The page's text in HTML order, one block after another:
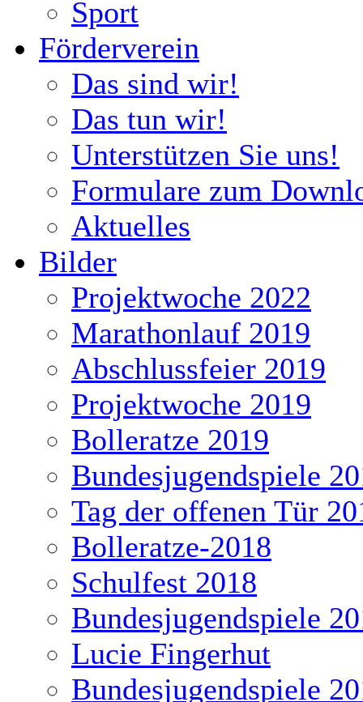
Sport
Förderverein
Das sind wir!
Das tun wir!
Unterstützen Sie uns!
Formulare zum
Aktuelles
Bilder
Projektwoche 2022
Marathonlauf 2019
Abschlussfeier 2019
Projektwoche 2019
Bolleratze 2019
Bundesjugendspiele
Tag der offenen Tür
Bolleratze-2018
Schulfest 2018
Bundesjugendspiele
Lucie Fingerhut
Bundesjugendspiele